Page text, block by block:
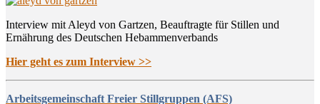
Interview mit Aleyd von Gartzen, Beauftragte für Stillen und
Ernährung des Deutschen Hebammenverbands
Hier geht es zum Interview >>
Arbeitsgemeinschaft Freier Stillgruppen (AFS)